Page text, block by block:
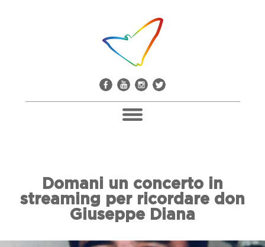
Pacco Alla Camorra
Don Giuseppe Diana
Il Comitato Don Peppe Diana
Casa Don Diana
Domani un concerto in
streaming per ricordare don
Giuseppe Diana